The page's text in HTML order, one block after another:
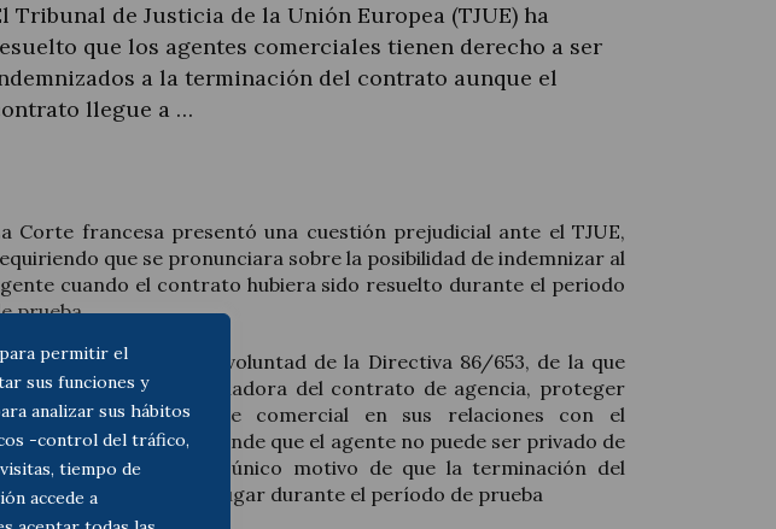
permitir el
sus funciones y
analizar sus hábitos
-control del tráfico,
tiempo de
accede a
Tribunal de Justicia de la Unión Europea (TJUE) ha
que los agentes comerciales tienen derecho a ser
a la terminación del contrato aunque el
llegue a …
Corte francesa presentó una cuestión prejudicial ante el TJUE,
que se pronunciara sobre la posibilidad de indemnizar al
cuando el contrato hubiera sido resuelto durante el periodo
prueba.
el TJUE que es voluntad de la Directiva 86/653, de la que
la normativa reguladora del contrato de agencia, proteger
intereses del agente comercial en sus relaciones con el
Por ello entiende que el agente no puede ser privado de
indemnización por el único motivo de que la terminación del
hubiera tenido lugar durante el período de prueba